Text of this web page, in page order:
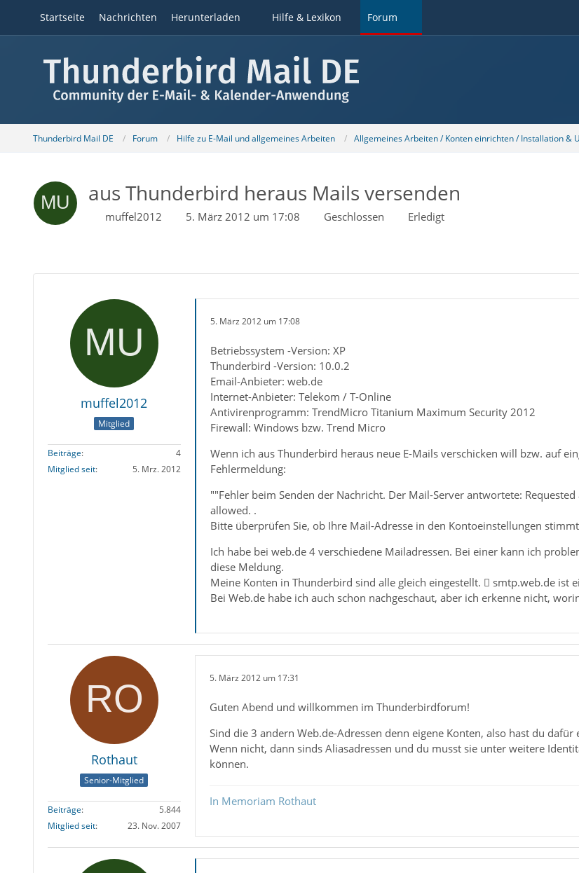
Startseite Nachrichten Herunterladen Hilfe & Lexikon Forum
Thunderbird Mail DE Forum Hilfe zu E-Mail und allgemeines Arbeiten Allgemeines Arbeiten / Konten einrichten / Installation &
aus Thunderbird heraus Mails versenden
muffel2012 5. März 2012 um 17:08 Geschlossen Erledigt
muffel2012
Mitglied
Beiträge
4
Mitglied seit
5. Mrz. 2012
5. März 2012 um 17:08
Betriebssystem -Version: XP
Thunderbird -Version: 10.0.2
Email-Anbieter: web.de
Internet-Anbieter: Telekom / T-Online
Antivirenprogramm: TrendMicro Titanium Maximum Security 2012
Firewall: Windows bzw. Trend Micro
Wenn ich aus Thunderbird heraus neue E-Mails verschicken will bzw. auf
Fehlermeldung:
""Fehler beim Senden der Nachricht. Der Mail-Server antwortete:
allowed. .
Bitte überprüfen Sie, ob Ihre Mail-Adresse in den Kontoeinstellungen
Ich habe bei web.de 4 verschiedene Mailadressen. Bei einer kann ich
diese Meldung.
Meine Konten in Thunderbird sind alle gleich eingestellt.  smtp.web.de ist
Bei Web.de habe ich auch schon nachgeschaut, aber ich erkenne nicht,
Rothaut
Senior-Mitglied
Beiträge
5.844
Mitglied seit
23. Nov. 2007
5. März 2012 um 17:31
Guten Abend und willkommen im Thunderbirdforum!
Sind die 3 andern Web.de-Adressen denn eigene Konten, also hast du dafür
Wenn nicht, dann sinds Aliasadressen und du musst sie unter weitere
können.
In Memoriam Rothaut